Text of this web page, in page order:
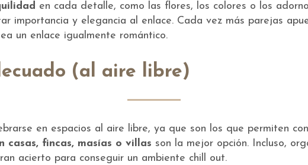
en cada detalle, como las flores, los colores o los
importancia y elegancia al enlace. Cada vez más parejas
un enlace igualmente romántico.
(al aire libre)
en espacios al aire libre, ya que son los que permiten
casas, fincas, masías o villas son la mejor opción. Incluso,
acierto para conseguir un ambiente chill out.